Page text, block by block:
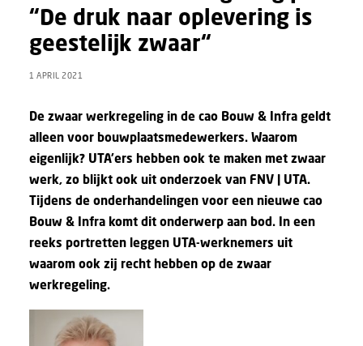
“De druk naar oplevering is
geestelijk zwaar“
1 APRIL 2021
De zwaar werkregeling in de cao Bouw & Infra geldt
alleen voor bouwplaatsmedewerkers. Waarom
eigenlijk? UTA’ers hebben ook te maken met zwaar
werk, zo blijkt ook uit onderzoek van FNV | UTA.
Tijdens de onderhandelingen voor een nieuwe cao
Bouw & Infra komt dit onderwerp aan bod. In een
reeks portretten leggen UTA-werknemers uit
waarom ook zij recht hebben op de zwaar
werkregeling.